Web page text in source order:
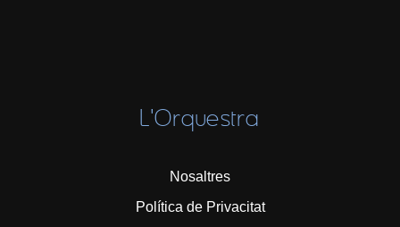
L'Orquestra
Nosaltres
Política de Privacitat